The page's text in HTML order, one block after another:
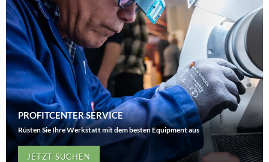
PROFITCENTER SERVICE
Rüsten Sie Ihre Werkstatt mit dem besten Equipment aus
JETZT SUCHEN